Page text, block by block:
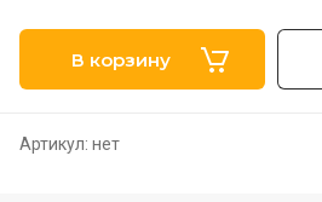
В корзину
Артикул: нет